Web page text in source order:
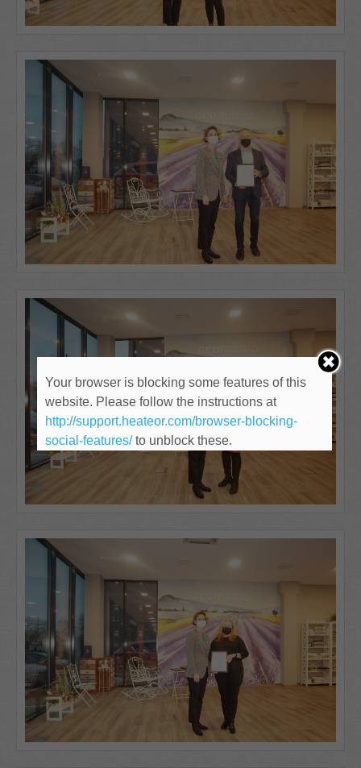
Your browser is blocking some features of this
website. Please follow the instructions at
http://support.heateor.com/browser-blocking-
social-features/to unblock these.